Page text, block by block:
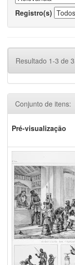
Registro(s)
Resultado 1-3 de
Conjunto de itens:
Pré-visualização